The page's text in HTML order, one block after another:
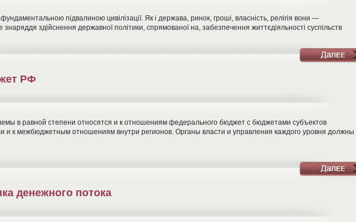
підвалиною цивілізації. Як і держава, ринок, гроші, власність, релігія вони —
знаряддя здійснення державної політики, спрямованої на, забезпечення життєдіяльності суспільств
РФ
в равной степени относятся и к отношениям федерального бюджет с бюджетами субъектов
и к межбюджетным отношениям внутри регионов. Органы власти и управления каждого уровня должны
денежного потока